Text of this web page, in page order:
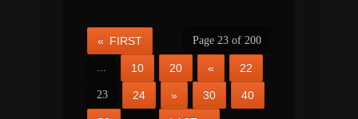
Page 23 of 200
« FIRST
... 10 20 « 22
23 24 » 30 40